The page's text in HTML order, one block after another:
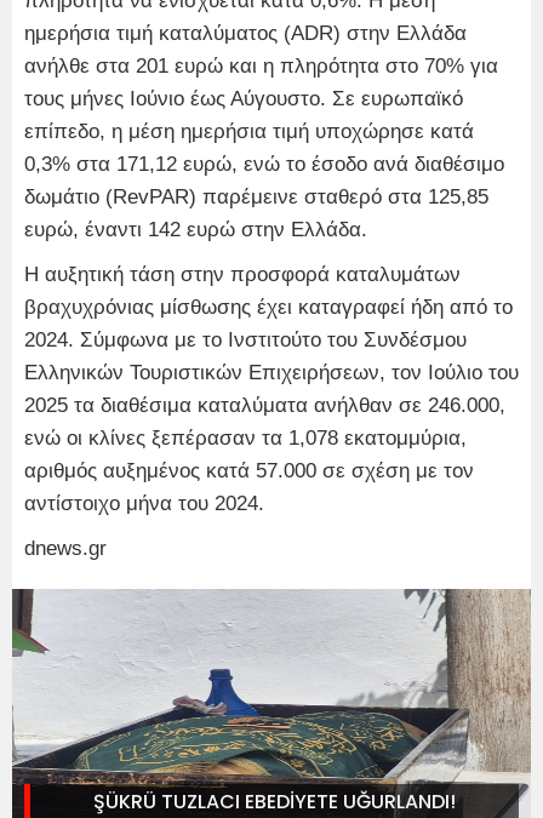
ημερήσια τιμή καταλύματος (ADR) στην Ελλάδα
ανήλθε στα 201 ευρώ και η πληρότητα στο 70% για
τους μήνες Ιούνιο έως Αύγουστο. Σε ευρωπαϊκό
επίπεδο, η μέση ημερήσια τιμή υποχώρησε κατά
0,3% στα 171,12 ευρώ, ενώ το έσοδο ανά διαθέσιμο
δωμάτιο (RevPAR) παρέμεινε σταθερό στα 125,85
ευρώ, έναντι 142 ευρώ στην Ελλάδα.
Η αυξητική τάση στην προσφορά καταλυμάτων
βραχυχρόνιας μίσθωσης έχει καταγραφεί ήδη από το
2024. Σύμφωνα με το Ινστιτούτο του Συνδέσμου
Ελληνικών Τουριστικών Επιχειρήσεων, τον Ιούλιο του
2025 τα διαθέσιμα καταλύματα ανήλθαν σε 246.000,
ενώ οι κλίνες ξεπέρασαν τα 1,078 εκατομμύρια,
αριθμός αυξημένος κατά 57.000 σε σχέση με τον
αντίστοιχο μήνα του 2024.
dnews.gr
ŞÜKRÜ TUZLACI EBEDİYETE UĞURLANDI!